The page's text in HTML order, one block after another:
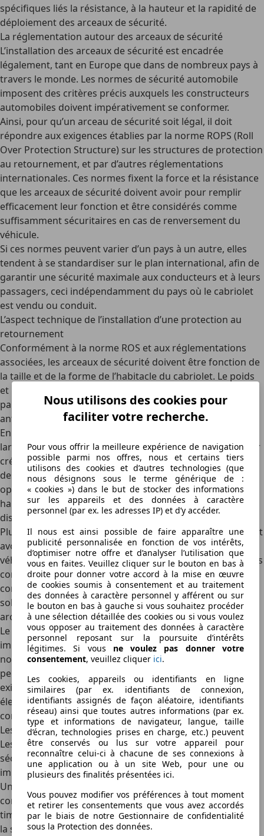
Nous utilisons des cookies pour
faciliter votre recherche.
Pour vous offrir la meilleure expérience de navigation
possible parmi nos offres, nous et certains tiers
utilisons des cookies et d’autres technologies (que
nous désignons sous le terme générique de :
« cookies ») dans le but de stocker des informations
sur les appareils et des données à caractère
personnel (par ex. les adresses IP) et d’y accéder.
Il nous est ainsi possible de faire apparaître une
publicité personnalisée en fonction de vos intérêts,
d’optimiser notre offre et d’analyser l’utilisation que
vous en faites. Veuillez cliquer sur le bouton en bas à
droite pour donner votre accord à la mise en œuvre
de cookies soumis à consentement et au traitement
des données à caractère personnel y afférent ou sur
le bouton en bas à gauche si vous souhaitez procéder
à une sélection détaillée des cookies ou si vous voulez
vous opposer au traitement des données à caractère
personnel reposant sur la poursuite d’intérêts
légitimes. Si vous ne voulez pas donner votre
consentement, veuillez cliquer ici.
Les cookies, appareils ou identifiants en ligne
similaires (par ex. identifiants de connexion,
identifiants assignés de façon aléatoire, identifiants
réseau) ainsi que toutes autres informations (par ex.
type et informations de navigateur, langue, taille
d’écran, technologies prises en charge, etc.) peuvent
être conservés ou lus sur votre appareil pour
reconnaître celui-ci à chacune de ses connexions à
une application ou à un site Web, pour une ou
plusieurs des finalités présentées ici.
Vous pouvez modifier vos préférences à tout moment
et retirer les consentements que vous avez accordés
par le biais de notre Gestionnaire de confidentialité
sous la Protection des données.
spécifiques liés la résistance, à la hauteur et la rapidité de
déploiement des arceaux de sécurité.
La réglementation autour des arceaux de sécurité
L’installation des arceaux de sécurité est encadrée
légalement, tant en Europe que dans de nombreux pays à
travers le monde. Les normes de sécurité automobile
imposent des critères précis auxquels les constructeurs
automobiles doivent impérativement se conformer.
Ainsi, pour qu’un arceau de sécurité soit légal, il doit
répondre aux exigences établies par la norme ROPS (Roll
Over Protection Structure) sur les structures de protection
au retournement, et par d’autres réglementations
internationales. Ces normes fixent la force et la résistance
que les arceaux de sécurité doivent avoir pour remplir
efficacement leur fonction et être considérés comme
suffisamment sécuritaires en cas de renversement du
véhicule.
Si ces normes peuvent varier d’un pays à un autre, elles
tendent à se standardiser sur le plan international, afin de
garantir une sécurité maximale aux conducteurs et à leurs
passagers, ceci indépendamment du pays où le cabriolet
est vendu ou conduit.
L’aspect technique de l’installation d’une protection au
retournement
Conformément à la norme ROS et aux réglementations
associées, les arceaux de sécurité doivent être fonction de
la taille et de la forme de l’habitacle du cabriolet. Le poids
et le type
paramètres qui influencent l’installation d’une protection
antiretournement.
En pratique, ces normes exigent que la longueur et la
largeur des arceaux de sécurité soient conséquentes pour
créer un espace de sécurité suffisant au-dessus des têtes
des occupants de la voiture. En même temps, il est
opportun que les arceaux de sécurité puissents’intégrer
harmonieusement au design du cabriolet , pour un rendu
discret et élégant.
Plus important, par leur conception, ces dispositifs doivent
avoir la résistance nécessaire pour supporter le poids du
véhicule lorsque celui-ci est renversé. Pour cette raison, les
constructeurs sont appelés à privilégier les matériaux
commel’acier renforcé ou les alliages légers dont la
solidité et la résistance font l’unanimité. Par exemple, les
arceaux de laVolvo C70répondent à ces exigences.
Le mécanisme de déploiement est une autre modalité
importante liée à l’installation des arceaux de sécurité. Les
normes prévoient que ce mécanisme soit fiable et réactif,
peu importe les conditions. Pour se conformer à cette
exigence, les constructeurs misent sur les systèmes
électroniques avancés qui peuvent détecter d’avance les
conditions d’un retournement imminentdu cabriolet.
Les avantages des arceaux de sécurité
Les
dispositifs anti retournement que sont les arceaux de
sécurité offrent de nombreux avantages. En voici les plus
importants :
Un
conçus pour se déployer rapidement, sachant que le
timing de leur mise en œuvre est un critère essentiel pour
la sécurité et la survie des occupants. Grâce aux